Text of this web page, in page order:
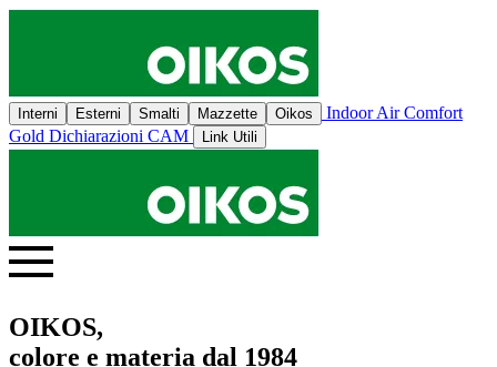
Interni Esterni Smalti Mazzette Oikos
Indoor Air Comfort
Gold Dichiarazioni CAM Link Utili
OIKOS,
colore e materia dal 1984